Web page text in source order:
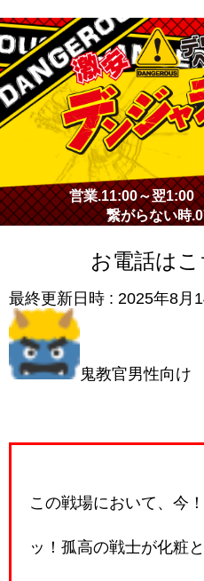
激安デリヘル・
営業.11:00～翌
繋がらない時.
お電話は
最終更新日時 : 2025年8月
鬼教官男性向け
この戦場において、今
ッ！孤高の戦士が化粧